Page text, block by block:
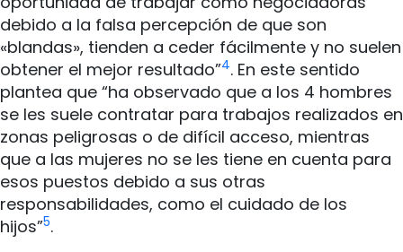
debido a la falsa percepción de que son
«blandas», tienden a ceder fácilmente y no suelen
obtener el mejor resultado”4. En este sentido
plantea que “ha observado que a los 4 hombres
se les suele contratar para trabajos realizados en
zonas peligrosas o de difícil acceso, mientras
que a las mujeres no se les tiene en cuenta para
esos puestos debido a sus otras
responsabilidades, como el cuidado de los
hijos”5.